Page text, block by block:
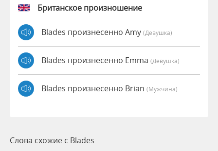
Британское произношение
Blades произнесенно Amy (девушка)
Blades произнесенно Emma (девушка)
Blades произнесенно Brian (мужчина)
Слова схожие с Blades